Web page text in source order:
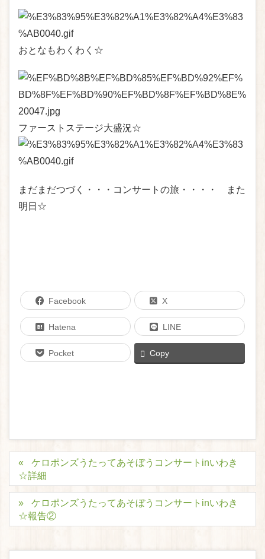
おとなもわくわく☆
ファーストステージ大盛況☆
まだまだつづく・・・コンサートの旅・・・・ また
明日☆
Facebook X
Hatena LINE
Pocket Copy
ケロポンズうたってあそぼうコンサートinいわき
☆詳細
ケロポンズうたってあそぼうコンサートinいわき
☆報告②